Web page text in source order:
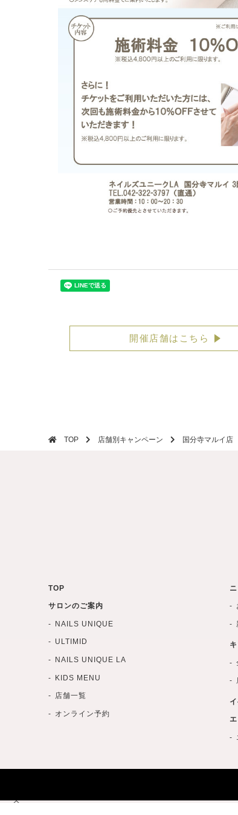
開催店舗はこちら
TOP 店舗別キャンペーン 国分寺マルイ店
TOP
サロンのご案内
NAILS UNIQUE
ULTIMID
NAILS UNIQUE LA
KIDS MENU
店舗一覧
オンライン予約